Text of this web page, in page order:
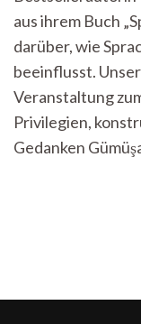
aus ihrem Buch
darüber, wie
beeinflusst.
Veranstaltung
Privilegien,
Gedanken